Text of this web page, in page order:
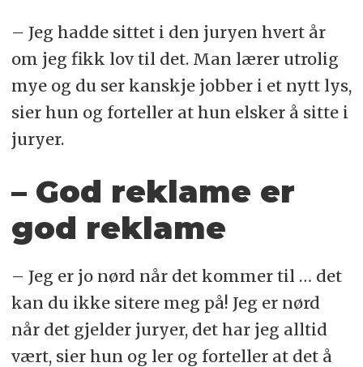
– Jeg hadde sittet i den juryen hvert år
om jeg fikk lov til det. Man lærer utrolig
mye og du ser kanskje jobber i et nytt lys,
sier hun og forteller at hun elsker å sitte i
juryer.
– God reklame er
god reklame
– Jeg er jo nørd når det kommer til … det
kan du ikke sitere meg på! Jeg er nørd
når det gjelder juryer, det har jeg alltid
vært, sier hun og ler og forteller at det å